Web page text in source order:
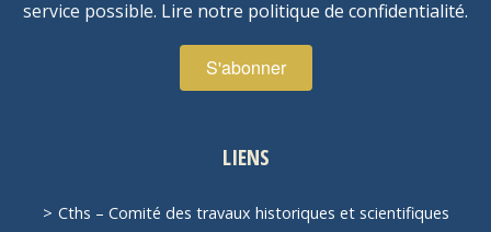
service possible. Lire notre politique de confidentialité.
LIENS
Cths – Comité des travaux historiques et scientifiques